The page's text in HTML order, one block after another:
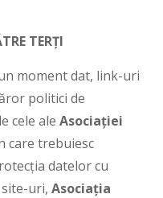
TERȚI
moment dat, link-uri
politici de
cele ale Asociației
care trebuiesc
datelor cu
uri, Asociaţia